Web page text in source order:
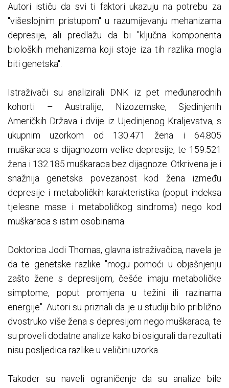
Autori ističu da svi ti faktori ukazuju na potrebu za
"višeslojnim pristupom" u razumijevanju mehanizama
depresije, ali predlažu da bi "ključna komponenta
bioloških mehanizama koji stoje iza tih razlika mogla
biti genetska".
Istraživači su analizirali DNK iz pet međunarodnih
kohorti – Australije, Nizozemske, Sjedinjenih
Američkih Država i dvije iz Ujedinjenog Kraljevstva, s
ukupnim uzorkom od 130.471 žena i 64.805
muškaraca s dijagnozom velike depresije, te 159.521
žena i 132.185 muškaraca bez dijagnoze. Otkrivena je i
snažnija genetska povezanost kod žena između
depresije i metaboličkih karakteristika (poput indeksa
tjelesne mase i metaboličkog sindroma) nego kod
muškaraca s istim osobinama.
Doktorica Jodi Thomas, glavna istraživačica, navela je
da te genetske razlike "mogu pomoći u objašnjenju
zašto žene s depresijom, češće imaju metaboličke
simptome, poput promjena u težini ili razinama
energije". Autori su priznali da je u studiji bilo približno
dvostruko više žena s depresijom nego muškaraca, te
su proveli dodatne analize kako bi osigurali da rezultati
nisu posljedica razlike u veličini uzorka.
Također su naveli ograničenje da su analize bile